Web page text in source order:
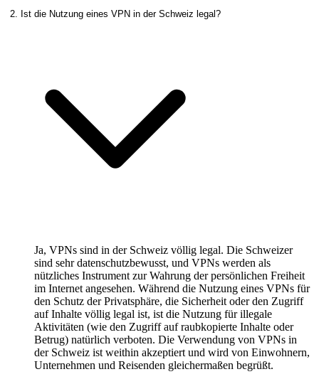
2. Ist die Nutzung eines VPN in der Schweiz legal?
Ja, VPNs sind in der Schweiz völlig legal. Die Schweizer
sind sehr datenschutzbewusst, und VPNs werden als
nützliches Instrument zur Wahrung der persönlichen Freiheit
im Internet angesehen. Während die Nutzung eines VPNs für
den Schutz der Privatsphäre, die Sicherheit oder den Zugriff
auf Inhalte völlig legal ist, ist die Nutzung für illegale
Aktivitäten (wie den Zugriff auf raubkopierte Inhalte oder
Betrug) natürlich verboten. Die Verwendung von VPNs in
der Schweiz ist weithin akzeptiert und wird von Einwohnern,
Unternehmen und Reisenden gleichermaßen begrüßt.